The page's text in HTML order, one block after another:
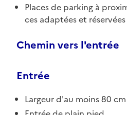
Places de parking à
ces adaptées et réservées
Chemin vers l'entrée
Entrée
Largeur d'au moins 80 cm